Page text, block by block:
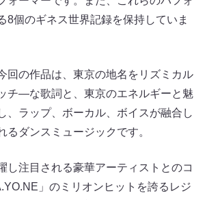
8個のギネス世界記録を保持していま
チ―な歌詞と、東京のエネルギーと魅
、ラップ、ボーカル、ボイスが融合し
るダンスミュージックです。
」のミリオンヒットを誇るレジ
MC (ラップ) 、「倍倍FIGHT!」が